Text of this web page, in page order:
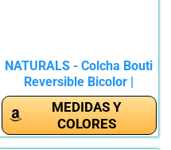
NATURALS - Colcha Bouti
Reversible Bicolor |
Cama...
MEDIDAS Y
COLORES